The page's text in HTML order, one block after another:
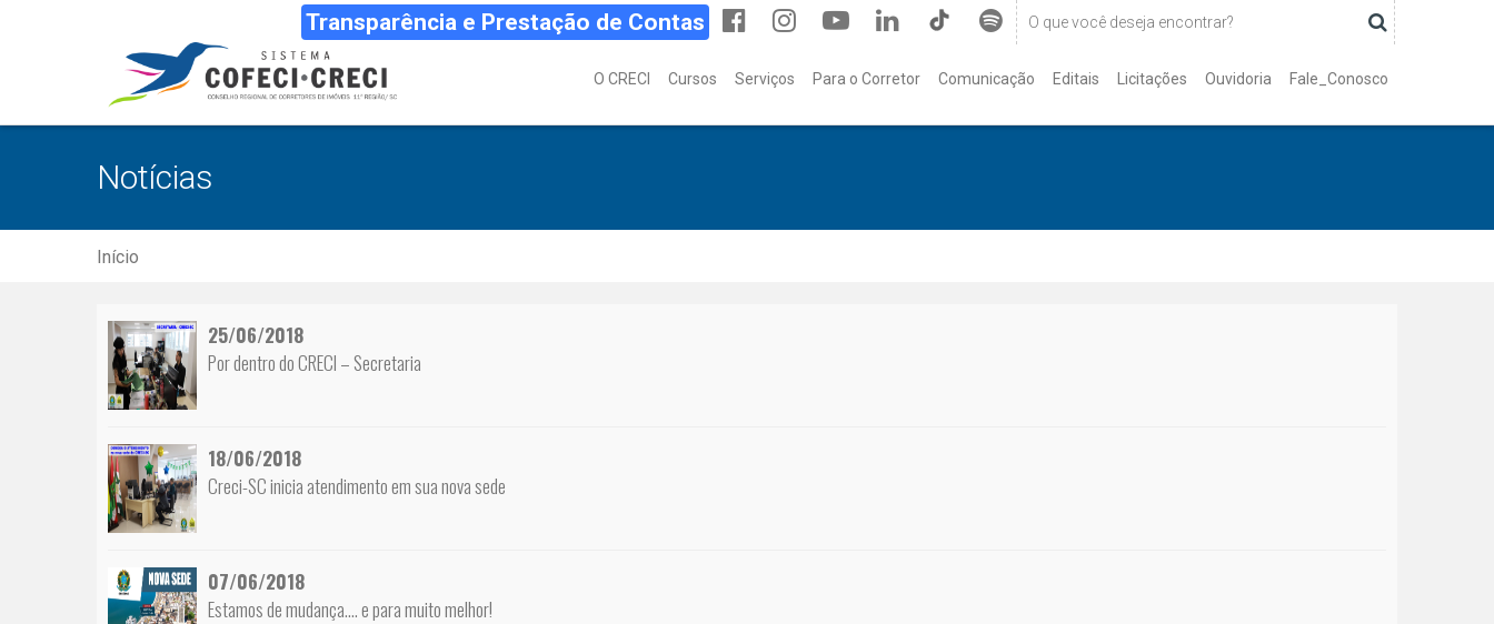
Transparência e Prestação de Contas
O CRECI Cursos Serviços Para o Corretor Comunicação Editais Licitações Ouvidoria Fale_Conosco
Notícias
Início
25/06/2018
Por dentro do CRECI – Secretaria
18/06/2018
Creci-SC inicia atendimento em sua nova sede
07/06/2018
Estamos de mudança.... e para muito melhor!